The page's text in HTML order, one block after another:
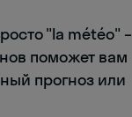
"la météo" –
поможет вам
прогноз или